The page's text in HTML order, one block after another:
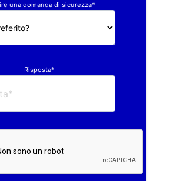
una domanda di sicurezza*
Risposta*